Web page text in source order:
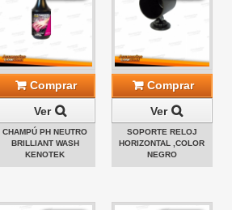
Comprar
Ver
CHAMPÚ PH NEUTRO
BRILLIANT WASH
KENOTEK
Comprar
Ver
SOPORTE RELOJ
HORIZONTAL ,COLOR
NEGRO